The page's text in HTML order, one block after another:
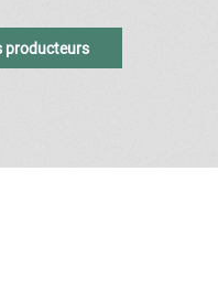
producteurs